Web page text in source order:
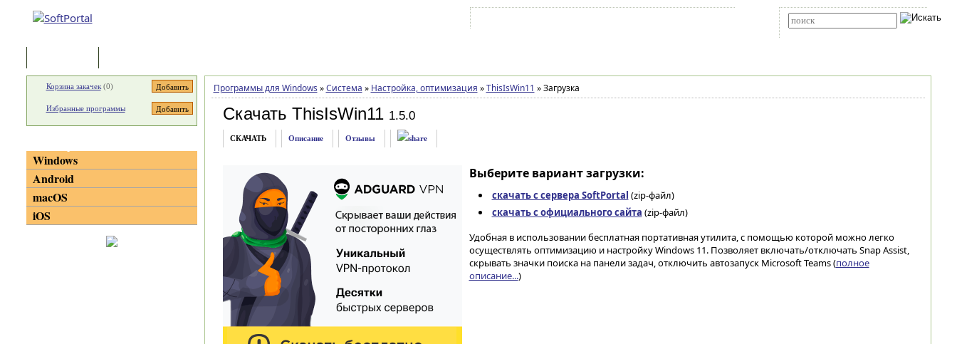
Программы для Windows » Система » Настройка, оптимизация » ThisIsWin11 »Загрузка
Скачать ThisIsWin11 1.5.0
СКАЧАТЬ Описание Отзывы
Выберите вариант загрузки:
скачать с сервера SoftPortal (zip-файл)
скачать с официального сайта (zip-файл)
Удобная в использовании бесплатная портативная утилита, с помощью которой можно легко
осуществлять оптимизацию и настройку Windows 11. Позволяет включать/отключать Snap Assist,
скрывать значки поиска на панели задач, отключить автозапуск Microsoft Teams (полное
описание...)
Корзина закачек(0)
Избранные программы
Windows
Android
macOS
iOS